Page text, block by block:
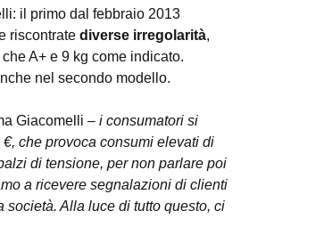
il primo dal febbraio 2013
riscontrate diverse irregolarità,
A+ e 9 kg come indicato.
nel secondo modello.
Giacomelli – i consumatori si
che provoca consumi elevati di
di tensione, per non parlare poi
a ricevere segnalazioni di clienti
Alla luce di tutto questo, ci